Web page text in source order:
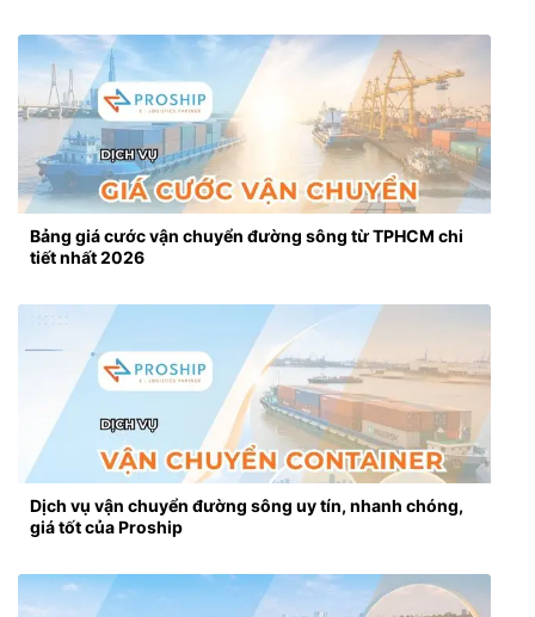
Bảng giá cước vận chuyển đường sông từ TPHCM chi
tiết nhất 2026
Dịch vụ vận chuyển đường sông uy tín, nhanh chóng,
giá tốt của Proship